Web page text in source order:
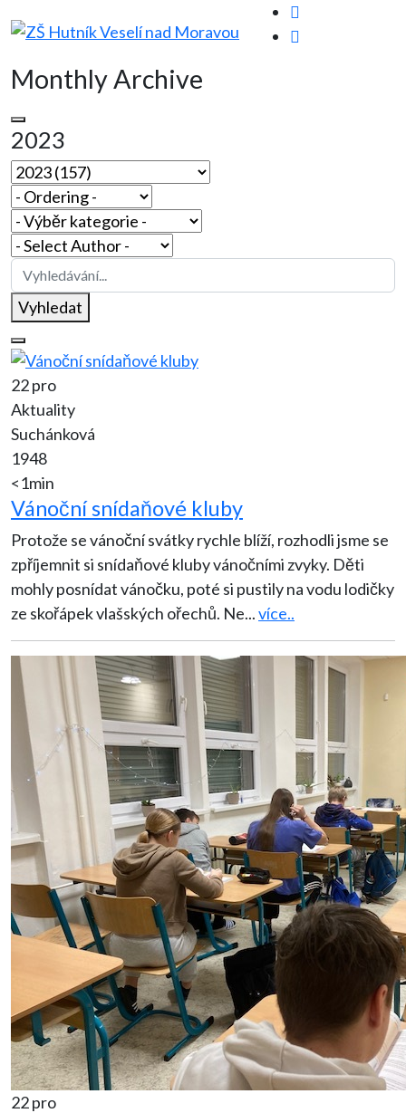
Monthly Archive
2023
Vyhledat
22 pro
Aktuality
Suchánková
1948
<1min
Vánoční snídaňové kluby
Protože se vánoční svátky rychle blíží, rozhodli jsme se
zpříjemnit si snídaňové kluby vánočními zvyky. Děti
mohly posnídat vánočku, poté si pustily na vodu lodičky
ze skořápek vlašských ořechů. Ne...více..
22 pro